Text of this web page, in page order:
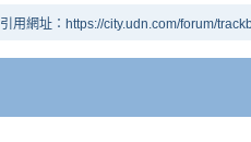
引用網址：https://city.udn.com/forum/